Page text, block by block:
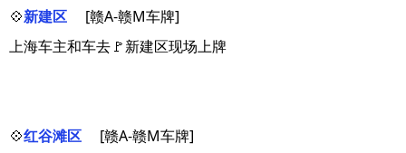
💠新建区
[赣A-赣M车牌]
上海车主和车去🚩新建区现场上牌
💠红谷滩区
[赣A-赣M车牌]